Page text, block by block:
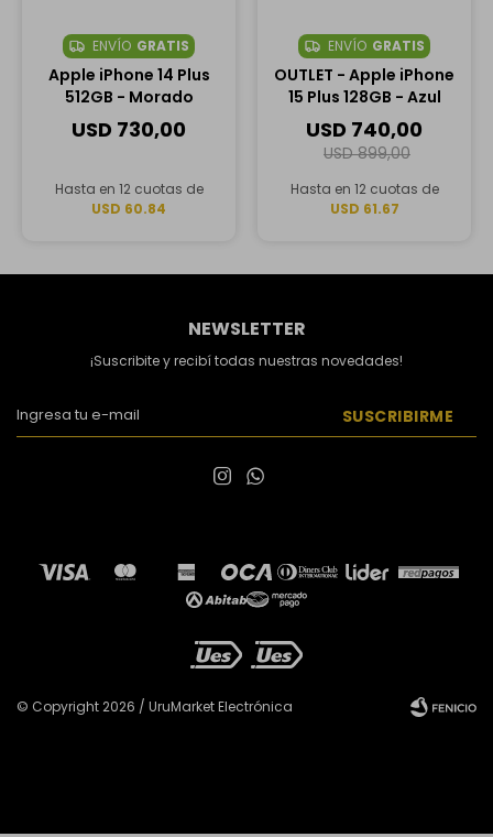
ENVÍO GRATIS
Apple iPhone 14 Plus
512GB - Morado
USD 730,00
Hasta en 12 cuotas de
USD 60.84
ENVÍO GRATIS
OUTLET - Apple iPhone
15 Plus 128GB - Azul
USD 740,00
USD 899,00
Hasta en 12 cuotas de
USD 61.67
NEWSLETTER
¡Suscribite y recibí todas nuestras novedades!
SUSCRIBIRME
 
© Copyright 2026 / UruMarket Electrónica